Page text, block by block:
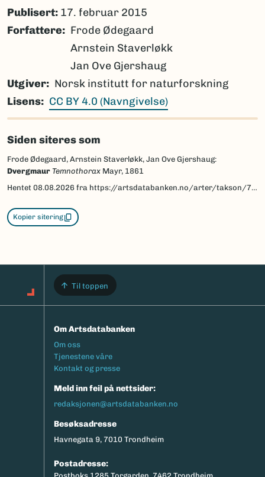
Publisert: 17. februar 2015
Forfattere
Frode Ødegaard
Arnstein Staverløkk
Jan Ove Gjershaug
Utgiver
Norsk institutt for naturforskning
Lisens
CC BY 4.0 (Navngivelse)
Siden siteres som
Frode Ødegaard, Arnstein Staverløkk, Jan Ove Gjershaug:
Dvergmaur Temnothorax Mayr, 1861
Hentet 08.08.2026 fra https://artsdatabanken.no/arter/takson/77393/beskrivelse
Kopier sitering
Til toppen
Om Artsdatabanken
Footermeny
Om oss
Tjenestene våre
Kontakt og presse
Meld inn feil på nettsider:
redaksjonen@artsdatabanken.no
Besøksadresse
Havnegata 9, 7010 Trondheim
Postadresse: